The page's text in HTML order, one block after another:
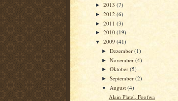
► 2013 (7)
► 2012 (6)
► 2011 (3)
► 2010 (19)
▼ 2009 (41)
►Dezember(1)
►November(4)
►Oktober(5)
►September(2)
▼ August(4)
Alain Platel, Foofwa